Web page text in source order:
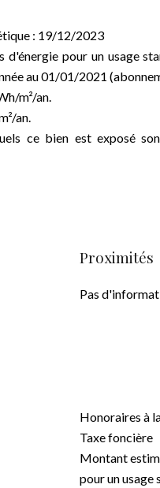
: 19/12/2023
d'énergie pour un usage
au 01/01/2021
m²/an.
an.
ce bien est exposé
Proximités
Pas
Honoraires à
Taxe foncière
Montant
pour un usage